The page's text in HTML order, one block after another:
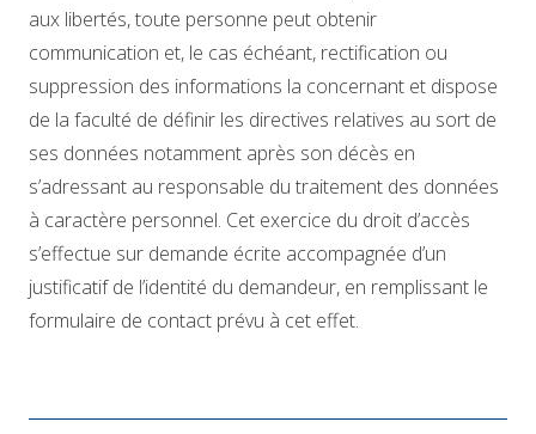
aux libertés, toute personne peut obtenir
communication et, le cas échéant, rectification ou
suppression des informations la concernant et dispose
de la faculté de définir les directives relatives au sort de
ses données notamment après son décès en
s’adressant au responsable du traitement des données
à caractère personnel. Cet exercice du droit d’accès
s’effectue sur demande écrite accompagnée d’un
justificatif de l’identité du demandeur, en remplissant le
formulaire de contact prévu à cet effet.